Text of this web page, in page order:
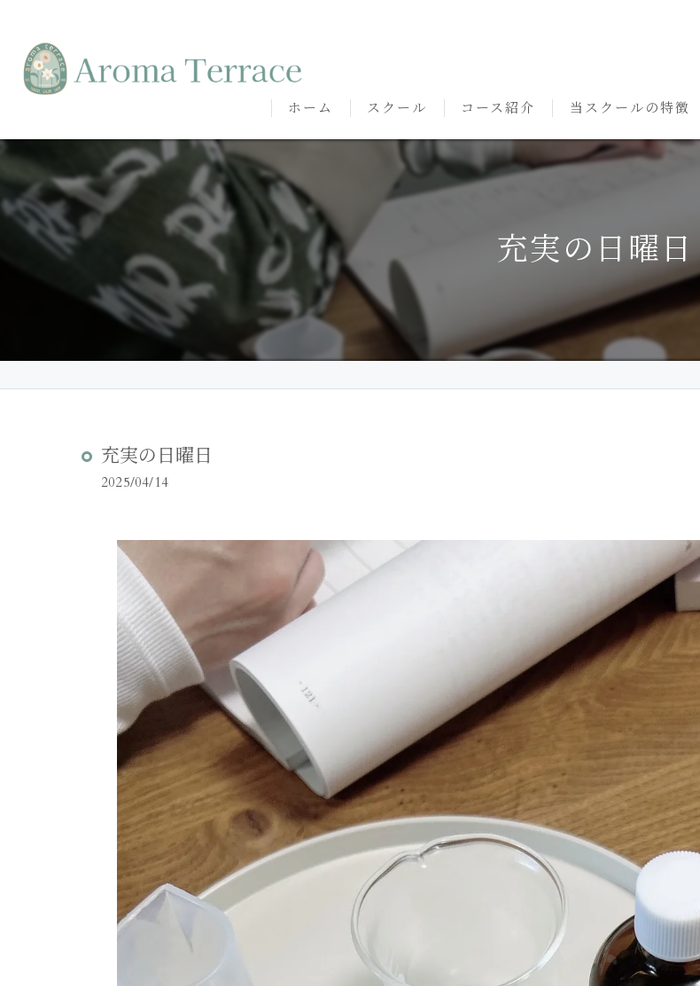
ホーム スクール
熊本本校の特徴
熊本みゆき校の特徴
代表挨拶
講師紹介
卒講生の声
コース紹介
NARD JAPAN
アロマ・インストラクターコース
アロマ・セラピストコース
KACセラピスト
当スクールの特徴
資格
セルフメディケーション
ハンドマッサージ
オイル
充実の日曜日
充実の日曜日
2025/04/14